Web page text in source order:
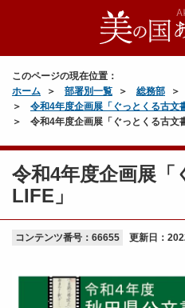
このページの現在位置：
ホーム
部署別一覧 総務部
令和4年度企画展「ぐっとくる古文
令和4年度企画展「ぐっとくる古文
令和4年度企画展
LIFE」
コンテンツ番号：66655 更新日：